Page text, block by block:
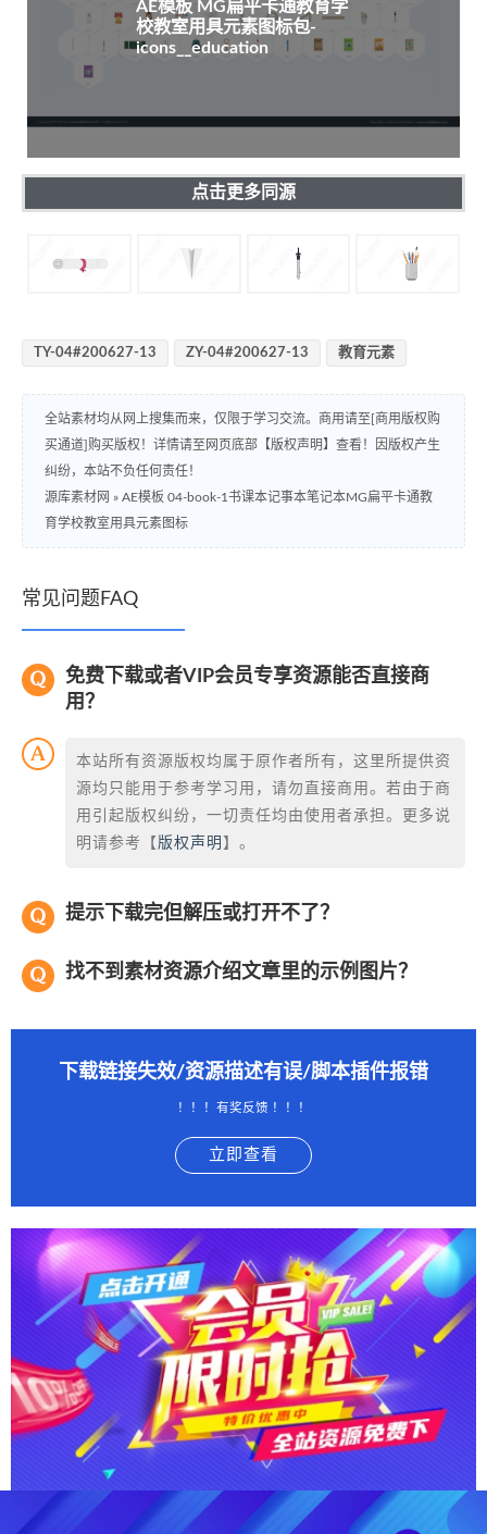
AE模板 MG扁平卡通教育学
校教室用具元素图标包-
icons__education
点击更多同源
TY-04#200627-13 ZY-04#200627-13 教育元素
全站素材均从网上搜集而来，仅限于学习交流。商用请至[商用版权购
买通道]购买版权！详情请至网页底部【版权声明】查看！因版权产生
纠纷，本站不负任何责任！
源库素材网 » AE模板 04-book-1书课本记事本笔记本MG扁平卡通教
育学校教室用具元素图标
常见问题FAQ
免费下载或者VIP会员专享资源能否直接商
用？
本站所有资源版权均属于原作者所有，这里所提供资
源均只能用于参考学习用，请勿直接商用。若由于商
用引起版权纠纷，一切责任均由使用者承担。更多说
明请参考【 版权声明 】。
提示下载完但解压或打开不了？
找不到素材资源介绍文章里的示例图片？
下载链接失效/资源描述有误/脚本插件报错
！！！有奖反馈 ！！！
立即查看